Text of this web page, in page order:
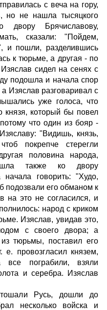
с веча на гору,
но не нашла тысяцкого
Брячиславову,
сказали: "Пойдем,
и пошли, разделившись
к тюрьме, а другая - по
сидел на сенях с
подошла и начала спор
Изяслав разговаривал с
уже голоса, что
князя, который бы повел
что один из бояр -
"Видишь, князь,
покрепче стерегли
половина народа,
также ко двору
начала говорить: "Худо,
подозвали его обманом к
на это не согласился, и
народ с криком
Изяслав, увидав это,
с своего двора; а
тюрьмы, поставил его
е. провозгласил князем,
все пограбили, взяли
и серебра. Изяслав
Русь, дошли до
несколько войска и